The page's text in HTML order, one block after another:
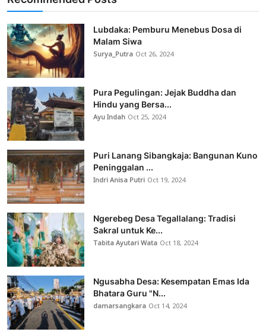
Lubdaka: Pemburu Menebus Dosa di
Malam Siwa
Surya_Putra Oct 26, 2024
Pura Pegulingan: Jejak Buddha dan
Hindu yang Bersa...
Ayu Indah Oct 25, 2024
Puri Lanang Sibangkaja: Bangunan Kuno
Peninggalan ...
Indri Anisa Putri Oct 19, 2024
Ngerebeg Desa Tegallalang: Tradisi
Sakral untuk Ke...
Tabita Ayutari Wata Oct 18, 2024
Ngusabha Desa: Kesempatan Emas Ida
Bhatara Guru "N...
damarsangkara Oct 14, 2024